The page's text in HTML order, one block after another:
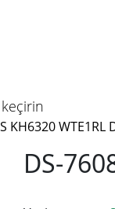
KH6320 WTE1RL
DS-